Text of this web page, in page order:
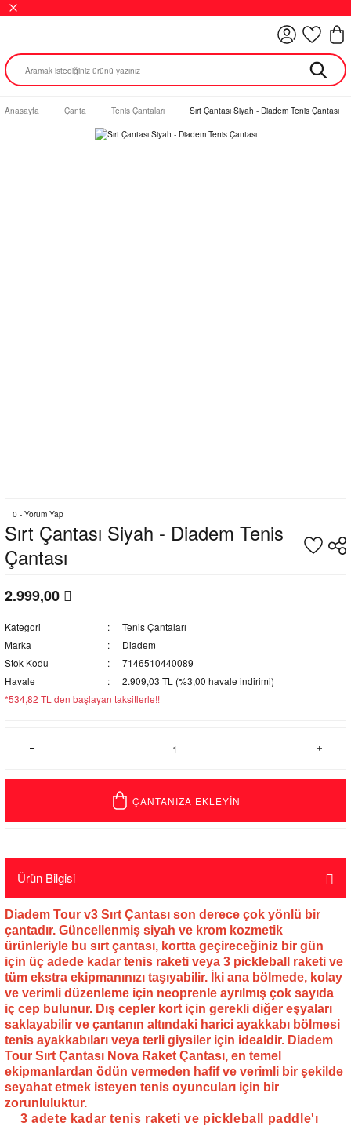
Anasayfa Çanta Tenis Çantaları Sırt Çantası Siyah - Diadem Tenis Çantası
0 - Yorum Yap
Sırt Çantası Siyah - Diadem Tenis
Çantası
2.999,00
Kategori
Tenis Çantaları
Marka
Diadem
Stok Kodu
7146510440089
Havale
2.909,03 TL (%3,00 havale indirimi)
*534,82 TL den başlayan taksitlerle!!
ÇANTANIZA EKLEYİN
Ürün Bilgisi
Diadem Tour v3 Sırt Çantası son derece çok yönlü bir
çantadır. Güncellenmiş siyah ve krom kozmetik
ürünleriyle bu sırt çantası, kortta geçireceğiniz bir gün
için üç adede kadar tenis raketi veya 3 pickleball raketi ve
tüm ekstra ekipmanınızı taşıyabilir.
İki ana bölmede, kolay
ve verimli düzenleme için neoprenle ayrılmış çok sayıda
iç cep bulunur. Dış cepler kort için gerekli diğer eşyaları
saklayabilir ve çantanın altındaki harici ayakkabı bölmesi
tenis ayakkabıları veya terli giysiler için idealdir. Diadem
Tour Sırt Çantası Nova Raket Çantası, en temel
ekipmanlardan ödün vermeden hafif ve verimli bir şekilde
seyahat etmek isteyen tenis oyuncuları için bir
zorunluluktur.
3 adete kadar tenis raketi ve pickleball paddle'ı